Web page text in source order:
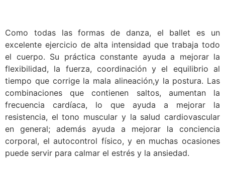
Como todas las formas de danza, el ballet es un
excelente ejercicio de alta intensidad que trabaja todo
el cuerpo. Su práctica constante ayuda a mejorar la
flexibilidad, la fuerza, coordinación y el equilibrio al
tiempo que corrige la mala alineación,y la postura. Las
combinaciones que contienen saltos, aumentan la
frecuencia cardíaca, lo que ayuda a mejorar la
resistencia, el tono muscular y la salud cardiovascular
en general; además ayuda a mejorar la conciencia
corporal, el autocontrol físico, y en muchas ocasiones
puede servir para calmar el estrés y la ansiedad.